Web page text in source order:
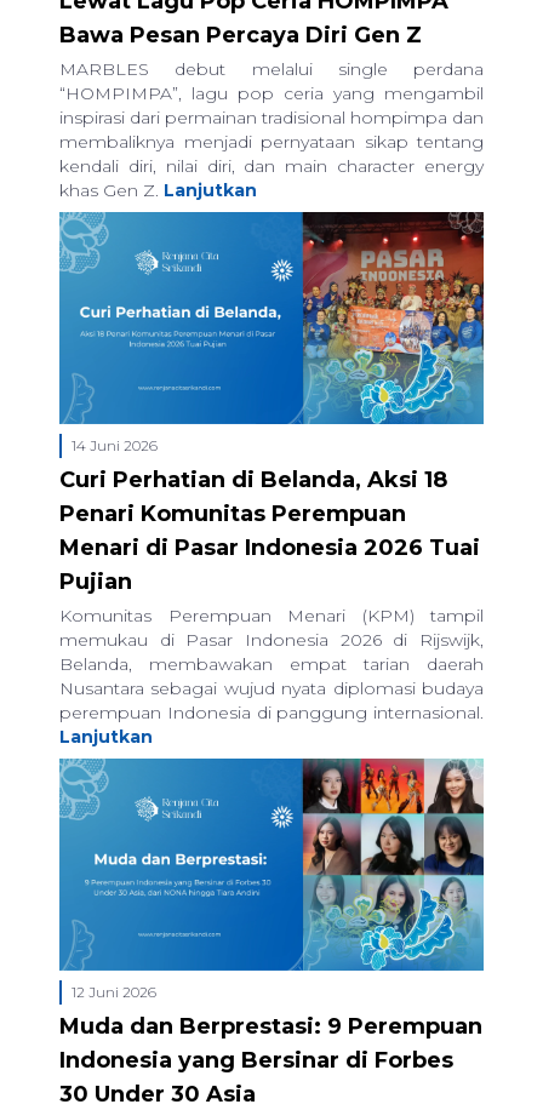
Bawa Pesan Percaya Diri Gen Z
MARBLES debut melalui single perdana
“HOMPIMPA”, lagu pop ceria yang mengambil
inspirasi dari permainan tradisional hompimpa dan
membaliknya menjadi pernyataan sikap tentang
kendali diri, nilai diri, dan main character energy
khas Gen Z. Lanjutkan
14 Juni 2026
Curi Perhatian di Belanda, Aksi 18
Penari Komunitas Perempuan
Menari di Pasar Indonesia 2026 Tuai
Pujian
Komunitas Perempuan Menari (KPM) tampil
memukau di Pasar Indonesia 2026 di Rijswijk,
Belanda, membawakan empat tarian daerah
Nusantara sebagai wujud nyata diplomasi budaya
perempuan Indonesia di panggung internasional.
Lanjutkan
12 Juni 2026
Muda dan Berprestasi: 9 Perempuan
Indonesia yang Bersinar di Forbes
30 Under 30 Asia